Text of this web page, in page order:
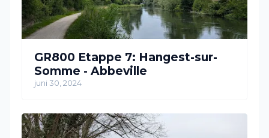
GR800 Etappe 7: Hangest-sur-
Somme - Abbeville
juni 30, 2024